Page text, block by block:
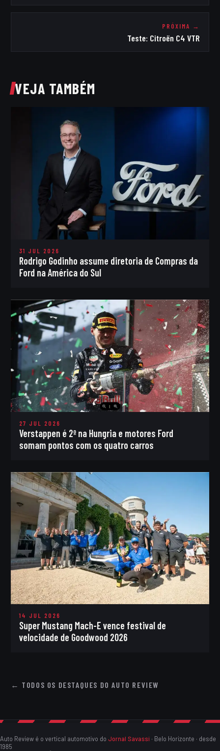
PRÓXIMA →
Teste: Citroën C4 VTR
VEJA TAMBÉM
31 JUL 2026
Rodrigo Godinho assume diretoria de Compras da
Ford na América do Sul
27 JUL 2026
Verstappen é 2º na Hungria e motores Ford
somam pontos com os quatro carros
14 JUL 2026
Super Mustang Mach-E vence festival de
velocidade de Goodwood 2026
← TODOS OS DESTAQUES DO AUTO REVIEW
Auto Review é o vertical automotivo do Jornal Savassi · Belo Horizonte · desde
1985